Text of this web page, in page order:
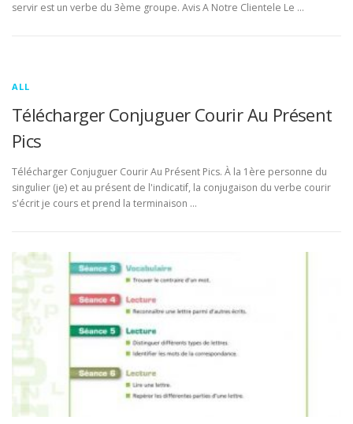
servir est un verbe du 3ème groupe. Avis A Notre Clientele Le …
ALL
Télécharger Conjuguer Courir Au Présent
Pics
Télécharger Conjuguer Courir Au Présent Pics. À la 1ère personne du
singulier (je) et au présent de l'indicatif, la conjugaison du verbe courir
s'écrit je cours et prend la terminaison …